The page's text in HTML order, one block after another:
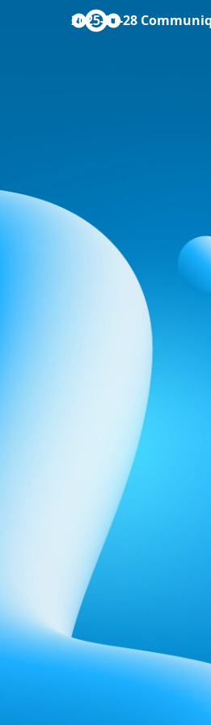
2025-01-28